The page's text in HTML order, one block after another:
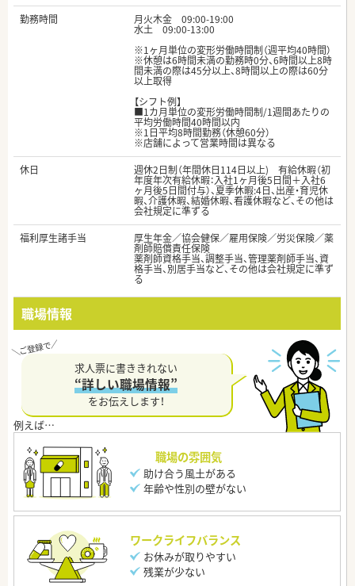
勤務時間
月火木金 09:00-19:00
水土 09:00-13:00
※1ヶ月単位の変形労働時間制（週平均40時間）
※休憩は6時間未満の勤務時0分、6時間以上8時
間未満の際は45分以上、8時間以上の際は60分
以上取得
【シフト例】
■1カ月単位の変形労働時間制/1週間あたりの
平均労働時間40時間以内
※1日平均8時間勤務（休憩60分）
※店舗によって営業時間は異なる
休日
週休2日制（年間休日114日以上) 有給休暇（初
年度年次有給休暇：入社1ヶ月後5日間＋入社6
ヶ月後5日間付与）、夏季休暇:4日、出産・育児休
暇、介護休暇、結婚休暇、看護休暇など、その他は
会社規定に準ずる
福利厚生諸手当
厚生年金／協会健保／雇用保険／労災保険／薬
剤師賠償責任保険
薬剤師資格手当、調整手当、管理薬剤師手当、資
格手当、別居手当など、その他は会社規定に準ず
る
職場情報
求人票に書ききれない
“詳しい職場情報”
をお伝えします！
職場の雰囲気
助け合う風土がある
年齢や性別の壁がない
ワークライフバランス
お休みが取りやすい
残業が少ない